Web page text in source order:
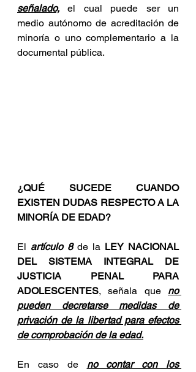
señalado, el cual puede ser un
medio autónomo de acreditación de
minoría o uno complementario a la
documental pública.
¿QUÉ SUCEDE CUANDO
EXISTEN DUDAS RESPECTO A LA
MINORÍA DE EDAD?
El artículo 8 de la LEY NACIONAL
DEL SISTEMA INTEGRAL DE
JUSTICIA PENAL PARA
ADOLESCENTES, señala que no
pueden decretarse medidas de
privación de la libertad para efectos
de comprobación de la edad.
En caso de no contar con los